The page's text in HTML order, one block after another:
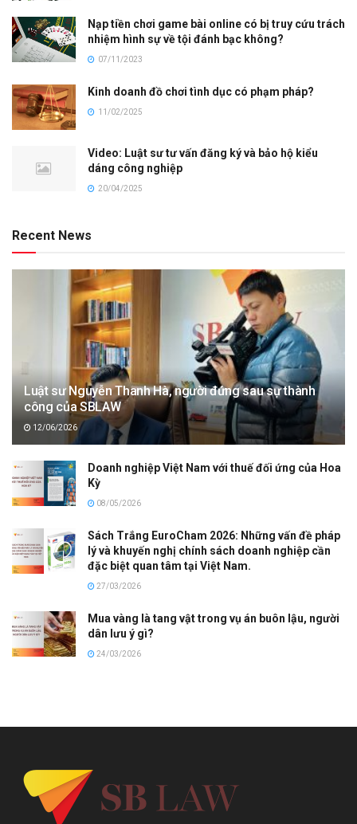
Nạp tiền chơi game bài online có bị truy cứu trách
nhiệm hình sự về tội đánh bạc không?
07/11/2023
Kinh doanh đồ chơi tình dục có phạm pháp?
11/02/2025
Video: Luật sư tư vấn đăng ký và bảo hộ kiểu
dáng công nghiệp
20/04/2025
Recent News
Luật sư Nguyễn Thanh Hà, người đứng sau sự thành
công của SBLAW
12/06/2026
Doanh nghiệp Việt Nam với thuế đối ứng của Hoa
Kỳ
08/05/2026
Sách Trắng EuroCham 2026: Những vấn đề pháp
lý và khuyến nghị chính sách doanh nghiệp cần
đặc biệt quan tâm tại Việt Nam.
27/03/2026
Mua vàng là tang vật trong vụ án buôn lậu, người
dân lưu ý gì?
24/03/2026